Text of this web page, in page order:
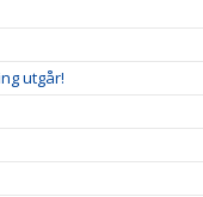
utgår!